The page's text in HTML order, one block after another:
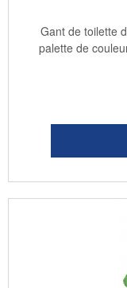
Gant de toilette
palette de